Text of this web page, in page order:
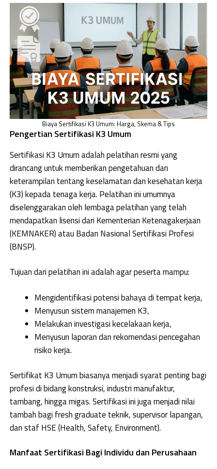
Biaya Sertifikasi K3 Umum: Harga, Skema & Tips
Pengertian Sertifikasi K3 Umum
Sertifikasi K3 Umum adalah pelatihan resmi yang
dirancang untuk memberikan pengetahuan dan
keterampilan tentang keselamatan dan kesehatan kerja
(K3) kepada tenaga kerja. Pelatihan ini umumnya
diselenggarakan oleh lembaga pelatihan yang telah
mendapatkan lisensi dari Kementerian Ketenagakerjaan
(KEMNAKER) atau Badan Nasional Sertifikasi Profesi
(BNSP).
Tujuan dari pelatihan ini adalah agar peserta mampu:
Mengidentifikasi potensi bahaya di tempat kerja,
Menyusun sistem manajemen K3,
Melakukan investigasi kecelakaan kerja,
Menyusun laporan dan rekomendasi pencegahan
risiko kerja.
Sertifikat K3 Umum biasanya menjadi syarat penting bagi
profesi di bidang konstruksi, industri manufaktur,
tambang, hingga migas. Sertifikasi ini juga menjadi nilai
tambah bagi fresh graduate teknik, supervisor lapangan,
dan staf HSE (Health, Safety, Environment).
Manfaat Sertifikasi Bagi Individu dan Perusahaan